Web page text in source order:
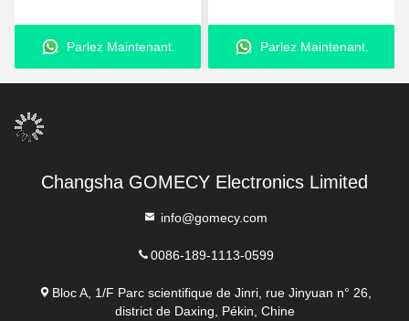
stimulation musculaire de
l'équipement pour la
beauté minceur non-
Parlez Maintenant. Parlez Maintenant.
Changsha GOMECY Electronics Limited
info@gomecy.com
0086-189-1113-0599
Bloc A, 1/F Parc scientifique de Jinri, rue Jinyuan n° 26,
district de Daxing, Pékin, Chine